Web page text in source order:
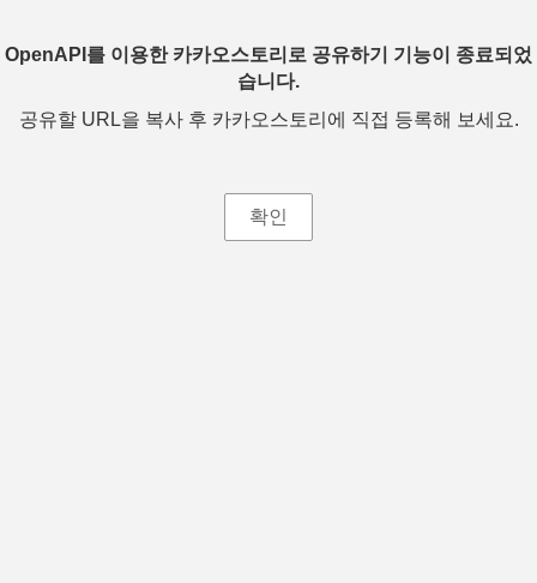
OpenAPI를 이용한 카카오스토리로 공유하기 기능이 종료되었
습니다.
공유할 URL을 복사 후 카카오스토리에 직접 등록해 보세요.
확인